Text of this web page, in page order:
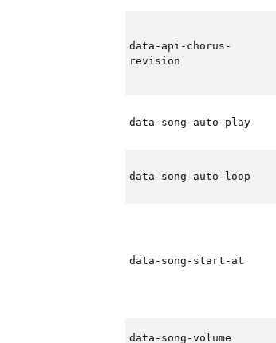
data-api-chorus-
revision
data-song-auto-play
data-song-auto-loop
data-song-start-at
data-song-volume